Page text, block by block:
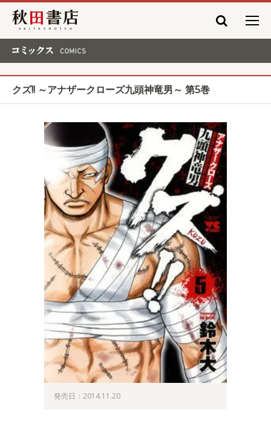
秋田書店
クズ!! ～アナザークローズ九頭神竜男～ 第5巻
発売日：2014.11.20